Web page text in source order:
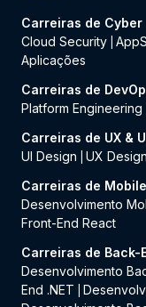
Carreiras de Cyber
Cloud Security
Aplicações
Carreiras de
Platform Engineering
Carreiras de UX &
UI Design
UX Design
Carreiras de
Desenvolvimento
Front-End React
Carreiras de Back-
Desenvolvimento
End .NET